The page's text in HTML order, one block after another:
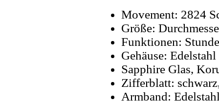
Movement: 2824
Größe:
Funktionen:
Gehäuse:
Sapphire Glas,
Zifferblatt:
Armband: